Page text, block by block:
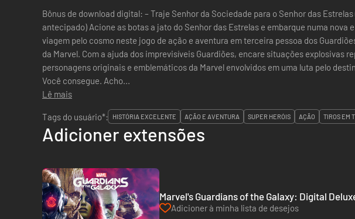
Bônus de download digital: – Traje Senhor da Sociedade para o Senhor das
antecipado) Acione as botas a jato do Senhor das Estrelas e embarque numa nova e empolgante
viagem pelo cosmo neste jogo de ação e aventura em terceira pessoa dos
da Marvel. Com a ajuda dos imprevisíveis Guardiões, encare situações explosivas
personagens originais e emblemáticos da Marvel envolvidos em uma luta pelo
Você consegue. Acho...
Lê mais
Tags do usuário*:
HISTÓRIA EXCELENTE AÇÃO E AVENTURA SUPER HERÓIS AÇÃO TIROS EM
Adicioner extensões
Marvel's Guardians of the Galaxy: Digital
Adicioner à minha lista de desejos